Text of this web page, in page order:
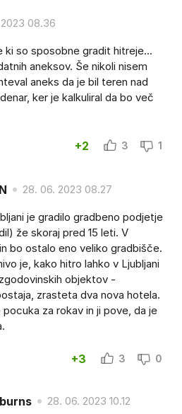
08.36
ki so sposobne gradit hitreje...
aneksov. Še nikoli nisem
aneks da je bil teren nad
ker je kalkuliral da bo več
+2 3 1
28. 06. 2023 08.27
je gradilo gradbeno podjetje
že skoraj pred 15 leti. V
bo ostalo eno veliko gradbišče.
je, kako hitro lahko v Ljubljani
objektov -
zrasteta dva nova hotela.
za rokav in ji pove, da je
+3 3 0
28. 06. 2023 10.12